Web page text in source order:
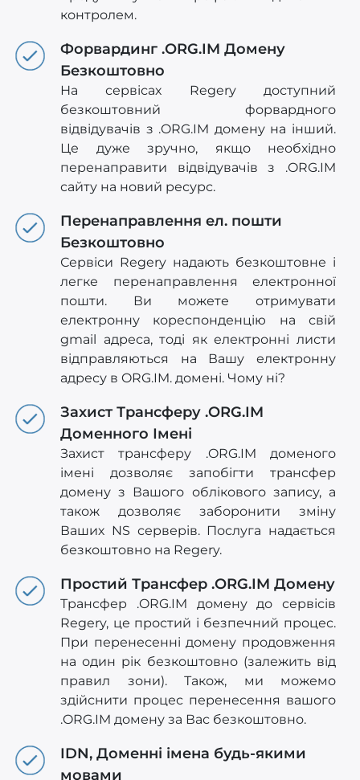
контролем.
Форвардинг .ORG.IM Домену
Безкоштовно
На сервісах Regery доступний
безкоштовний форвардного
відвідувачів з .ORG.IM домену на інший.
Це дуже зручно, якщо необхідно
перенаправити відвідувачів з .ORG.IM
сайту на новий ресурс.
Перенаправлення ел. пошти
Безкоштовно
Сервіси Regery надають безкоштовне і
легке перенаправлення електронної
пошти. Ви можете отримувати
електронну кореспонденцію на свій
gmail адреса, тоді як електронні листи
відправляються на Вашу електронну
адресу в ORG.IM. домені. Чому ні?
Захист Трансферу .ORG.IM
Доменного Імені
Захист трансферу .ORG.IM доменого
імені дозволяє запобігти трансфер
домену з Вашого облікового запису, а
також дозволяє заборонити зміну
Ваших NS серверів. Послуга надається
безкоштовно на Regery.
Простий Трансфер .ORG.IM Домену
Трансфер .ORG.IM домену до сервісів
Regery, це простий і безпечний процес.
При перенесенні домену продовження
на один рік безкоштовно (залежить від
правил зони). Також, ми можемо
здійснити процес перенесення вашого
.ORG.IM домену за Вас безкоштовно.
IDN, Доменні імена будь-якими
мовами